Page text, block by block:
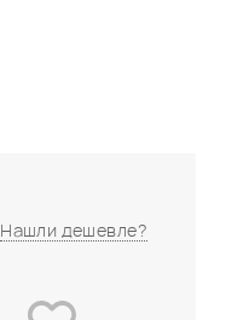
Нашли дешевле?